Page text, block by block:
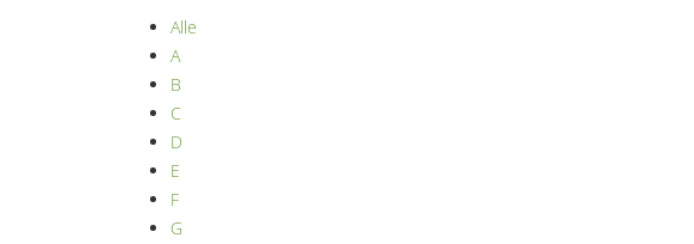
Alle
A
B
C
D
E
F
G